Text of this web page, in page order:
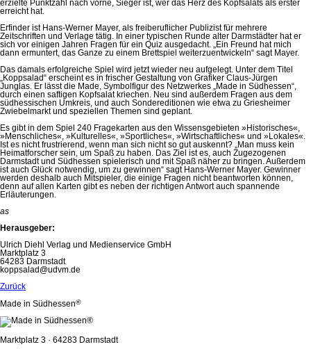
erzielte Punktzahl nach vorne, Sieger ist, wer das Herz des Kopfsalats als erster
erreicht hat.
Erfinder ist Hans-Werner Mayer, als freiberuflicher Publizist für mehrere
Zeitschriften und Verlage tätig. In einer typischen Runde alter Darmstädter hat er
sich vor einigen Jahren Fragen für ein Quiz ausgedacht. „Ein Freund hat mich
dann ermuntert, das Ganze zu einem Brettspiel weiterzuentwickeln“ sagt Mayer.
Das damals erfolgreiche Spiel wird jetzt wieder neu aufgelegt. Unter dem Titel
„Koppsalad“ erscheint es in frischer Gestaltung von Grafiker Claus-Jürgen
Junglas. Er lässt die Made, Symbolfigur des Netzwerkes „Made in Südhessen“,
durch einen saftigen Kopfsalat kriechen. Neu sind außerdem Fragen aus dem
südhessischen Umkreis, und auch Sondereditionen wie etwa zu Griesheimer
Zwiebelmarkt und speziellen Themen sind geplant.
Es gibt in dem Spiel 240 Fragekarten aus den Wissensgebieten »Historisches«,
»Menschliches«, »Kulturelles«, »Sportliches«, »Wirtschaftliches« und »Lokales«.
Ist es nicht frustrierend, wenn man sich nicht so gut auskennt? „Man muss kein
Heimatforscher sein, um Spaß zu haben. Das Ziel ist es, auch Zugezogenen
Darmstadt und Südhessen spielerisch und mit Spaß näher zu bringen. Außerdem
ist auch Glück notwendig, um zu gewinnen“ sagt Hans-Werner Mayer. Gewinner
werden deshalb auch Mitspieler, die einige Fragen nicht beantworten können,
denn auf allen Karten gibt es neben der richtigen Antwort auch spannende
Erläuterungen.
as
Herausgeber:
Ulrich Diehl Verlag und Medienservice GmbH
Marktplatz 3
64283 Darmstadt
koppsalad@udvm.de
Zurück
Made in Südhessen®
Marktplatz 3 · 64283 Darmstadt